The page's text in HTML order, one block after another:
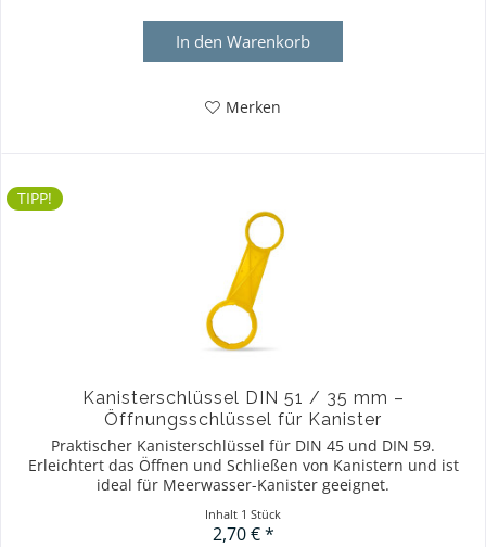
In den Warenkorb
Merken
TIPP!
Kanisterschlüssel DIN 51 / 35 mm –
Öffnungsschlüssel für Kanister
Praktischer Kanisterschlüssel für DIN 45 und DIN 59.
Erleichtert das Öffnen und Schließen von Kanistern und ist
ideal für Meerwasser-Kanister geeignet.
Inhalt 1 Stück
2,70 € *